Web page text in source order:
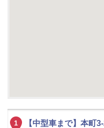
【中型車まで】本町
1